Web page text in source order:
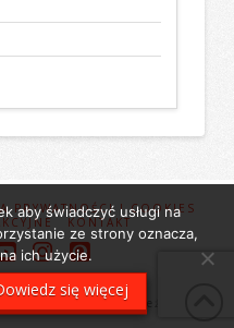
PRYWATNOŚCI I COOKIES
KONTAKT
YouTube
Instagram
Pinterest
prawa zastrzeżone.
aby świadczyć usługi na
ze strony oznacza,
ich użycie.
się więcej